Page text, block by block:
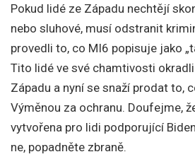
Pokud lidé ze Západu nechtějí
nebo sluhové, musí odstranit
provedli to, co MI6 popisuje jako
Tito lidé ve své chamtivosti
Západu a nyní se snaží prodat to,
Výměnou za ochranu. Doufejme,
vytvořena pro lidi podporující
ne, popadněte zbraně.